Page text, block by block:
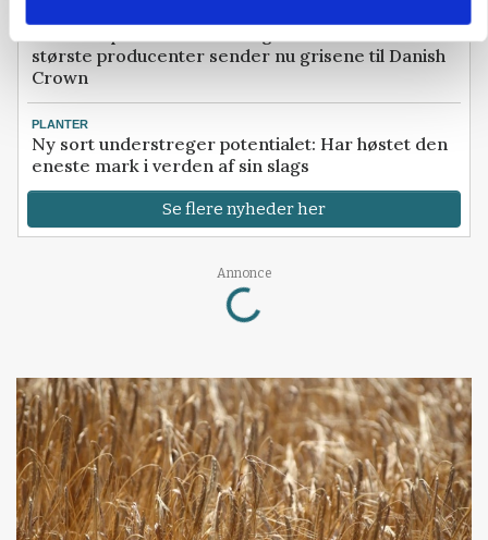
største producenter sender nu grisene til Danish
Crown
PLANTER
Ny sort understreger potentialet: Har høstet den
eneste mark i verden af sin slags
Se flere nyheder her
Annonce
Loading...